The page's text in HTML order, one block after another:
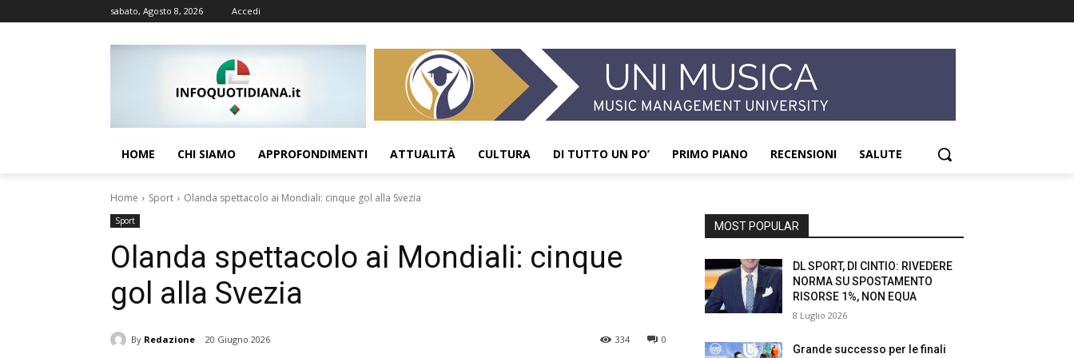
sabato, Agosto 8, 2026 Accedi
HOME CHI SIAMO APPROFONDIMENTI ATTUALITÀ CULTURA DI TUTTO UN PO’ PRIMO PIANO RECENSIONI SALUTE
Home Sport Olanda spettacolo ai Mondiali: cinque gol alla Svezia
Sport
Olanda spettacolo ai Mondiali: cinque
gol alla Svezia
By Redazione 20 Giugno 2026 0
334
MOST POPULAR
DL SPORT, DI CINTIO: RIVEDERE
NORMA SU SPOSTAMENTO
RISORSE 1%, NON EQUA
8 Luglio 2026
Grande successo per le finali